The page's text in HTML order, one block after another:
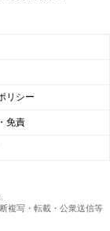
メレオンネクタ
これまで定番と
バリエーション
み、ネクタイ
異なる幅でつ
リシー
免責
複写・転載・公衆送信等